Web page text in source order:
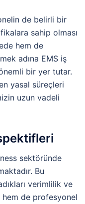
de belirli bir
sahip olması
hem de
adına EMS iş
bir yer tutar.
yasal süreçleri
uzun vadeli
sektöründe
Bu
verimlilik ve
de profesyonel